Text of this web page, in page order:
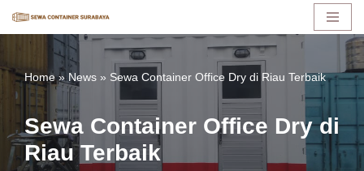
Lompat
ke
konten
Home» News » Sewa Container Office Dry di Riau Terbaik
Sewa Container Office Dry di
Riau Terbaik